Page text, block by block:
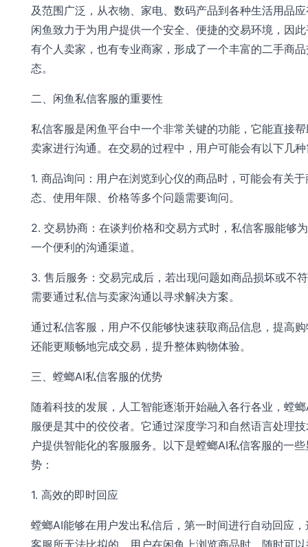
及范围广泛，从衣物、家电、数码产品到各种生活用品
闲鱼致力于为用户提供一个安全、便捷的交易环境，因
有个人卖家，也有专业商家，形成了一个丰富的二手商
态。
二、闲鱼私信客服的重要性
私信客服是闲鱼平台中一个非常关键的功能，它能直接
卖家进行沟通。在交易的过程中，用户可能会有以下几
1. 商品询问：用户在浏览到心仪的商品时，可能会有关
态、使用年限、价格等多个问题需要询问。
2. 交易协商：在谈判价格和交易方式时，私信客服能够
一个便利的沟通渠道。
3. 售后服务：交易完成后，若出现问题如商品损坏或不
需要通过私信与卖家沟通以寻求解决方案。
通过私信客服，用户不仅能够快速获取商品信息，提高
还能更顺畅地完成交易，提升整体购物体验。
三、螳螂AI私信客服的优势
随着科技的发展，人工智能逐渐开始融入各行各业，螳
服便是其中的佼佼者。它通过深度学习和自然语言处理
户提供智能化的客服服务。以下是螳螂AI私信客服的一
势：
1. 高效的即时回应
螳螂AI能够在用户发出私信后，第一时间进行自动回应
客服所无法比拟的。用户在闲鱼上浏览商品时，随时可